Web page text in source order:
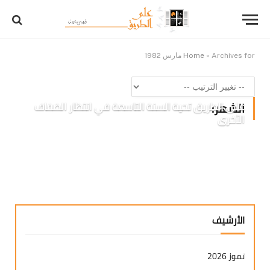
Home » Archives for مارس 1982
الشهر:
على الطريق تحية السنة التاسعة في انتظار الضفاف
الأخرى
الأرشيف
تموز 2026